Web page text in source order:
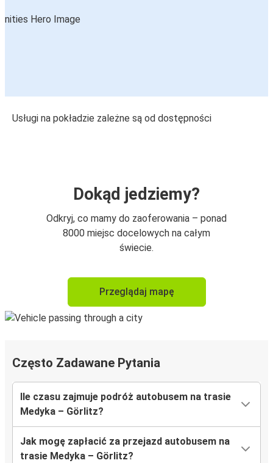
Usługi na pokładzie zależne są od dostępności
Dokąd jedziemy?
Odkryj, co mamy do zaoferowania – ponad
8000 miejsc docelowych na całym
świecie.
Przeglądaj mapę
Często Zadawane Pytania
Ile czasu zajmuje podróż autobusem na trasie
Medyka – Görlitz?
Jak mogę zapłacić za przejazd autobusem na
trasie Medyka – Görlitz?